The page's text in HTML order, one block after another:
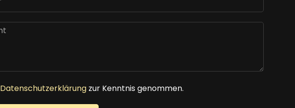
Datenschutzerklärung zur Kenntnis genommen.